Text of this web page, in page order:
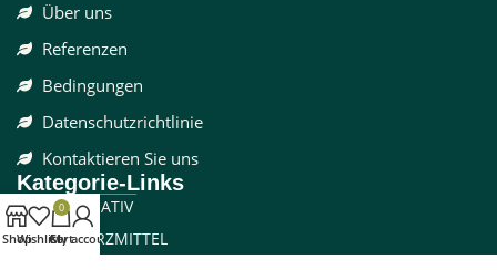
Über uns
Referenzen
Bedingungen
Datenschutzrichtlinie
Kontaktieren Sie uns
Kategorie-Links
DISSOZIATIV
SCHMERZMITTEL
ShopWishlist
0
Cart
My account